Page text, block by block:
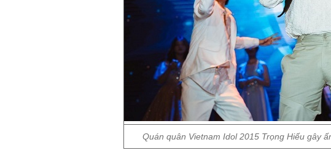
Quán quân Vietnam Idol 2015 Trọng Hiếu gây